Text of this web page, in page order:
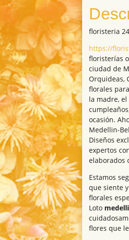
floristeria
https://
floristerías
ciudad de
Orquideas,
florales
la madre,
ocasión.
Medellin-
Diseños
expertos
elaborados
Estamos
que siente
florales
Loto
flores que